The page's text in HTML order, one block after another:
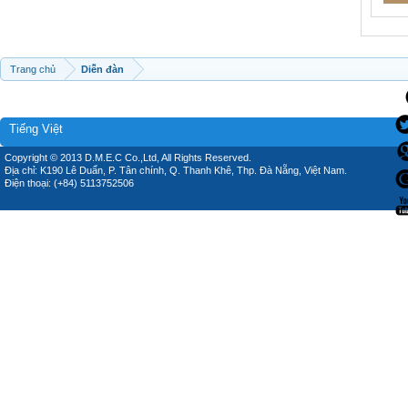
Trang chủ Diễn đàn
Tiếng Việt
Copyright © 2013 D.M.E.C Co.,Ltd, All Rights Reserved.
Địa chỉ: K190 Lê Duẩn, P. Tân chính, Q. Thanh Khê, Thp. Đà Nẵng, Việt Nam.
Điện thoại: (+84) 5113752506